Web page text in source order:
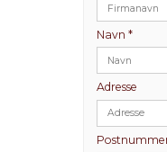
Navn *
Adresse